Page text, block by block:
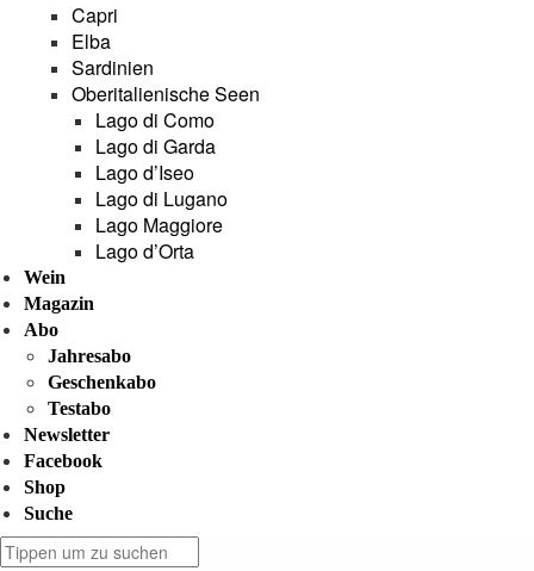
Capri
Elba
Sardinien
Oberitalienische Seen
Lago di Como
Lago di Garda
Lago d’Iseo
Lago di Lugano
Lago Maggiore
Lago d’Orta
Wein
Magazin
Abo
Jahresabo
Geschenkabo
Testabo
Newsletter
Facebook
Shop
Suche